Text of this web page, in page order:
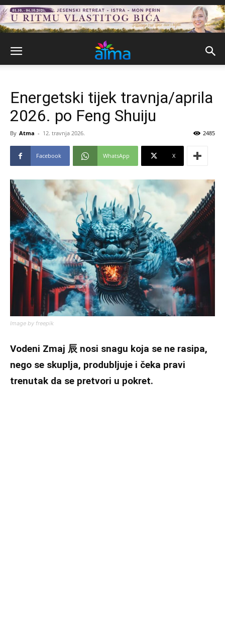
Energetski tijek travnja/aprila
2026. po Feng Shuiju
By Atma - 12. travnja 2026. 2485
Facebook WhatsApp X
Image by freepik
Vodeni Zmaj 辰 nosi snagu koja se ne rasipa,
nego se skuplja, produbljuje i čeka pravi
trenutak da se pretvori u pokret.